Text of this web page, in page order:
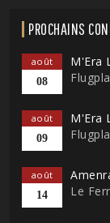
PROCHAINS
août
08
M'Era
août
09
M'Era
août
14
Le